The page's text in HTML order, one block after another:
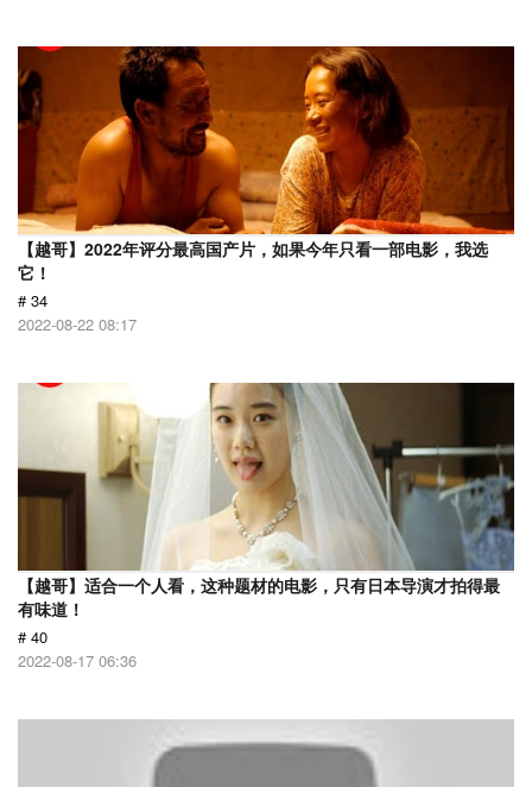
【越哥】2022年评分最高国产片，如果今年只看一部电影，我选
它！
# 34
2022-08-22 08:17
【越哥】适合一个人看，这种题材的电影，只有日本导演才拍得最
有味道！
# 40
2022-08-17 06:36